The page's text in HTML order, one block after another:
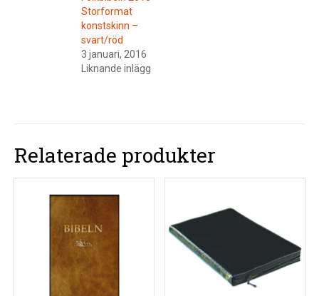
Storformat
konstskinn –
svart/röd
3 januari, 2016
Liknande inlägg
Relaterade produkter